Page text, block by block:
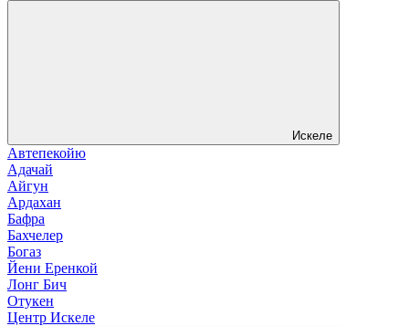
Искеле
Автепекойю
Адачай
Айгун
Ардахан
Бафра
Бахчелер
Богаз
Йени Еренкой
Лонг Бич
Отукен
Центр Искеле